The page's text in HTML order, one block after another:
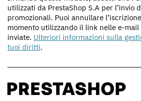
utilizzati da PrestaShop S.A per l’invio
promozionali. Puoi annullare
momento utilizzando il link nelle e-mail
inviate. Ulteriori informazioni sulla
tuoi diritti.